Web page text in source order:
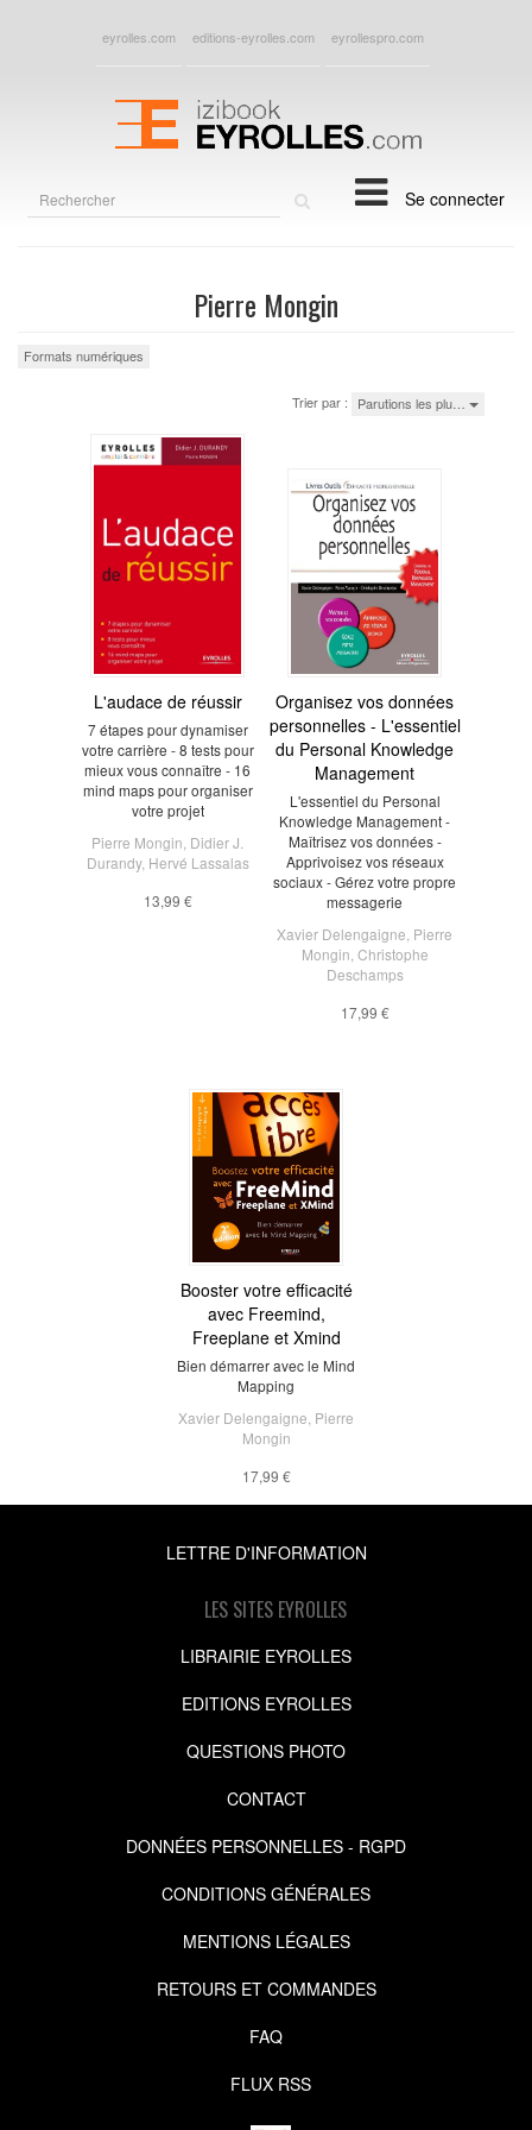
eyrolles.com editions-eyrolles.com eyrollespro.com
Se connecter
Pierre Mongin
Formats numériques
Trier par : Parutions les plu…
L'audace de réussir
7 étapes pour dynamiser
votre carrière - 8 tests pour
mieux vous connaître - 16
mind maps pour organiser
votre projet
Pierre Mongin Didier J.
Durandy, Hervé Lassalas
13,99 €
Organisez vos données
personnelles - L'essentiel
du Personal Knowledge
Management
L'essentiel du Personal
Knowledge Management -
Maîtrisez vos données -
Apprivoisez vos réseaux
sociaux - Gérez votre propre
messagerie
Xavier Delengaigne Pierre
Mongin Christophe
Deschamps
17,99 €
Booster votre efficacité
avec Freemind,
Freeplane et Xmind
Bien démarrer avec le Mind
Mapping
Xavier Delengaigne Pierre
Mongin
17,99 €
LETTRE D'INFORMATION
LES SITES EYROLLES
LIBRAIRIE EYROLLES
EDITIONS EYROLLES
QUESTIONS PHOTO
CONTACT
DONNÉES PERSONNELLES - RGPD
CONDITIONS GÉNÉRALES
MENTIONS LÉGALES
RETOURS ET COMMANDES
FAQ
FLUX RSS